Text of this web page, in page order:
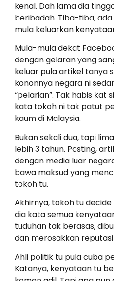
kenal. Dah lama dia
beribadah. Tiba-tiba,
mula keluarkan
Mula-mula dekat
dengan gelaran yang
keluar pula artikel tanya
kononnya negara ni
“pelarian”. Tak habis kat
kata tokoh ni tak patut
kaum di Malaysia.
Bukan sekali dua, tapi
lebih 3 tahun. Posting,
dengan media luar
bawa maksud yang
tokoh tu.
Akhirnya, tokoh tu
dia kata semua
tuduhan tak berasas,
dan merosakkan reputasi
Ahli politik tu pula cuba
Katanya, kenyataan tu